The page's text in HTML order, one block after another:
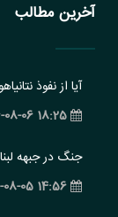
آخرین مطالب
آیا از نفوذ
18:25 2026-08-06
جنگ در جبهه
14:56 2026-08-05